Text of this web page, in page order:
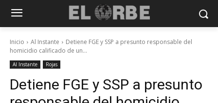
Inicio Al Instante
Detiene FGE y SSP a presunto responsable del
homicidio calificado de un...
Al Instante Rojas
Detiene FGE y SSP a presunto